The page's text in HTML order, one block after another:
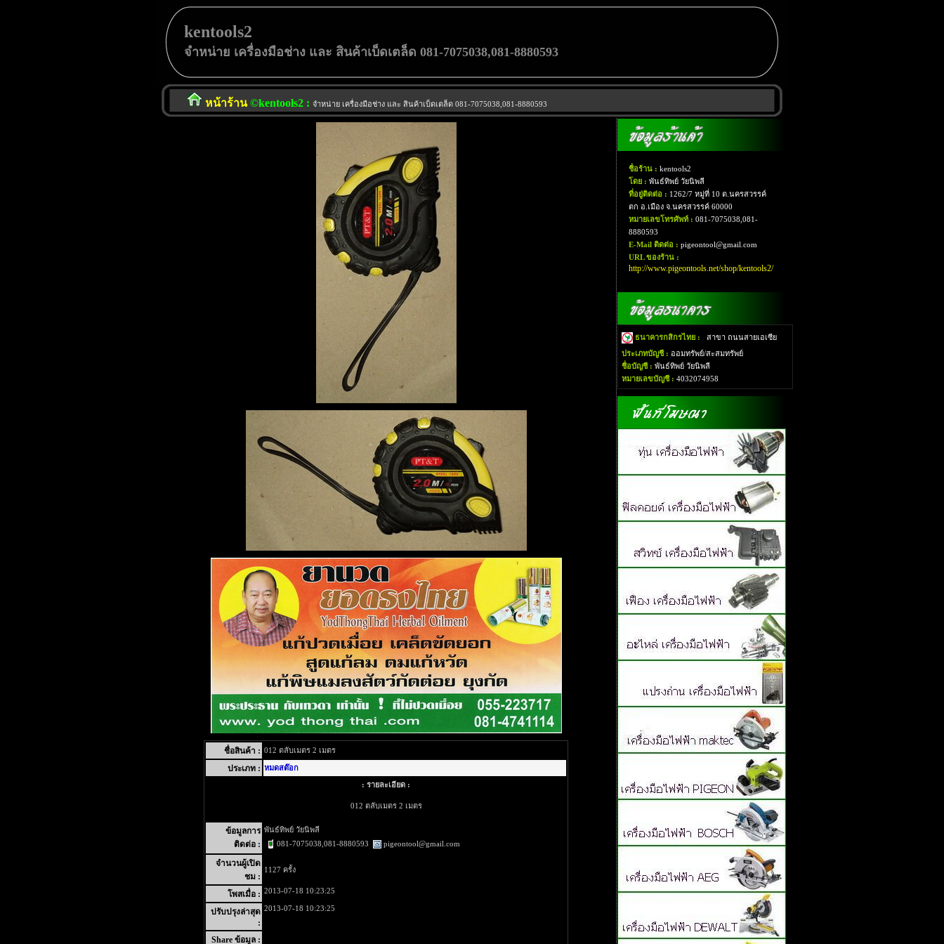
kentools2
จําหน่าย เครื่องมือช่าง และ สินค้าเบ็ดเตล็ด 081-7075038,081-8880593
หน้าร้าน©kentools2 : จําหน่าย เครื่องมือช่าง และ สินค้าเบ็ดเตล็ด 081-7075038,081-8880593
ชื่อสินค้า : 012 ตลับเมตร 2 เมตร
ประเภท : หมดสต๊อก
: รายละเอียด :
012 ตลับเมตร 2 เมตร
ข้อมูลการ
ติดต่อ :
พันธ์ทิพย์ วัยนิพลี
081-7075038,081-8880593
pigeontool@gmail.com
จำนวนผู้เปิด
ชม :
1127 ครั้ง
โพสเมื่อ : 2013-07-18 10:23:25
ปรับปรุงล่าสุด
:
2013-07-18 10:23:25
Share ข้อมูล :
ชื่อร้าน : kentools2
โดย : พันธ์ทิพย์ วัยนิพลี
ที่อยู่ติดต่อ : 1262/7 หมู่ที่ 10 ต.นครสวรรค์
ตก อ.เมือง จ.นครสวรรค์ 60000
หมายเลขโทรศัพท์ : 081-7075038,081-
8880593
E-Mail ติดต่อ : pigeontool@gmail.com
URL ของร้าน :
http://www.pigeontools.net/shop/kentools2/
ธนาคารกสิกรไทย :
สาขา ถนนสายเอเซีย
ประเภทบัญชี : ออมทรัพย์/สะสมทรัพย์
ชื่อบัญชี : พันธ์ทิพย์ วัยนิพลี
หมายเลขบัญชี : 4032074958